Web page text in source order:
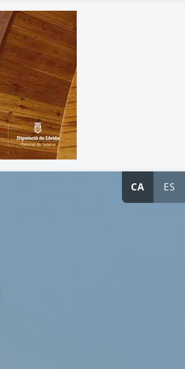
CA ES